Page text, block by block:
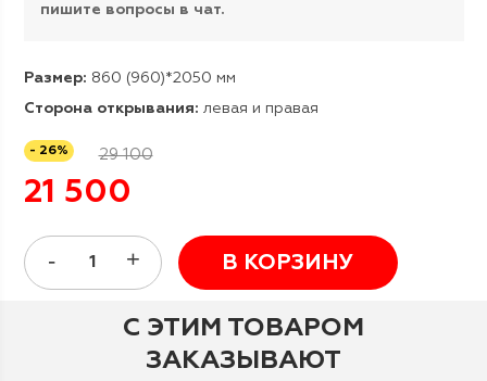
пишите вопросы в чат.
Размер: 860 (960)*2050 мм
Сторона открывания: левая и правая
- 26% 29 100
21 500
В КОРЗИНУ
С ЭТИМ ТОВАРОМ
ЗАКАЗЫВАЮТ